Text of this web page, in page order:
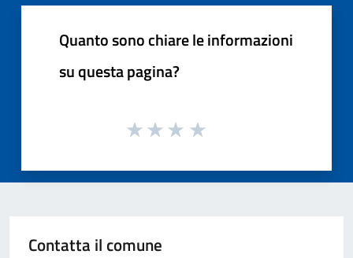
Quanto sono chiare le informazioni
su questa pagina?
Contatta il comune